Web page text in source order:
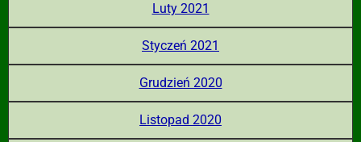
Luty 2021
Styczeń 2021
Grudzień 2020
Listopad 2020